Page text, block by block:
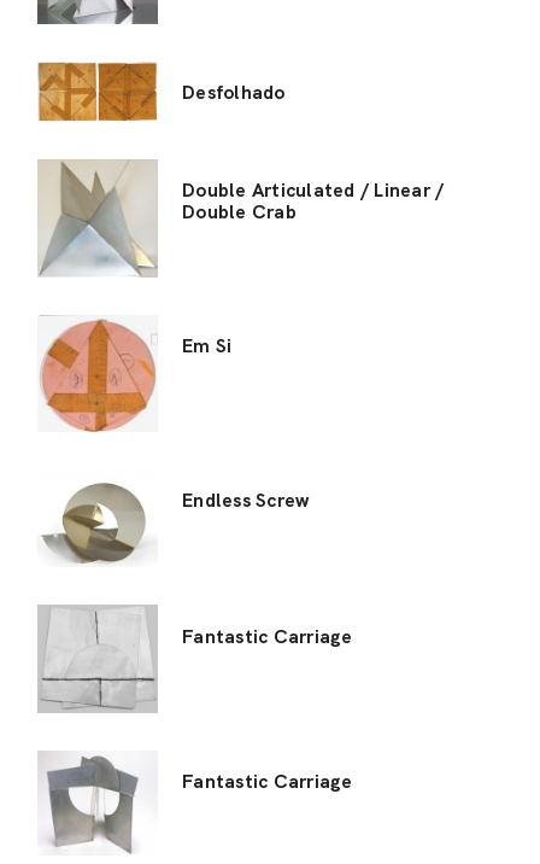
Desfolhado
Double Articulated / Linear /
Double Crab
Em Si
Endless Screw
Fantastic Carriage
Fantastic Carriage